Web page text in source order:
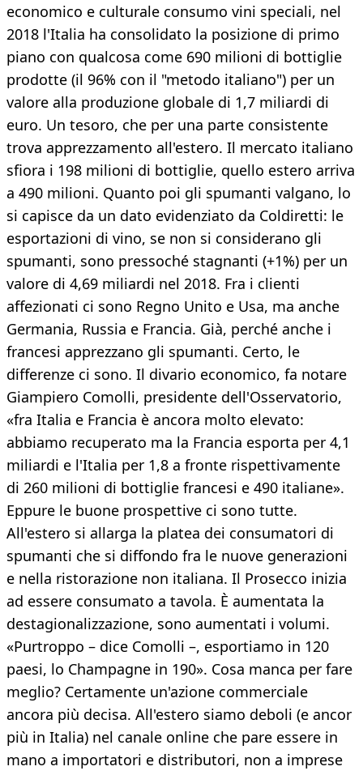
economico e culturale consumo vini speciali, nel
2018 l'Italia ha consolidato la posizione di primo
piano con qualcosa come 690 milioni di bottiglie
prodotte (il 96% con il "metodo italiano") per un
valore alla produzione globale di 1,7 miliardi di
euro. Un tesoro, che per una parte consistente
trova apprezzamento all'estero. Il mercato italiano
sfiora i 198 milioni di bottiglie, quello estero arriva
a 490 milioni. Quanto poi gli spumanti valgano, lo
si capisce da un dato evidenziato da Coldiretti: le
esportazioni di vino, se non si considerano gli
spumanti, sono pressoché stagnanti (+1%) per un
valore di 4,69 miliardi nel 2018. Fra i clienti
affezionati ci sono Regno Unito e Usa, ma anche
Germania, Russia e Francia. Già, perché anche i
francesi apprezzano gli spumanti. Certo, le
differenze ci sono. Il divario economico, fa notare
Giampiero Comolli, presidente dell'Osservatorio,
«fra Italia e Francia è ancora molto elevato:
abbiamo recuperato ma la Francia esporta per 4,1
miliardi e l'Italia per 1,8 a fronte rispettivamente
di 260 milioni di bottiglie francesi e 490 italiane».
Eppure le buone prospettive ci sono tutte.
All'estero si allarga la platea dei consumatori di
spumanti che si diffondo fra le nuove generazioni
e nella ristorazione non italiana. Il Prosecco inizia
ad essere consumato a tavola. È aumentata la
destagionalizzazione, sono aumentati i volumi.
«Purtroppo – dice Comolli –, esportiamo in 120
paesi, lo Champagne in 190». Cosa manca per fare
meglio? Certamente un'azione commerciale
ancora più decisa. All'estero siamo deboli (e ancor
più in Italia) nel canale online che pare essere in
mano a importatori e distributori, non a imprese